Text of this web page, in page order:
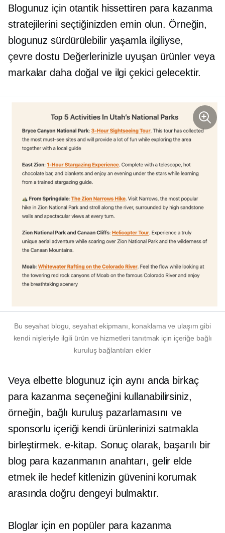
Blogunuz için otantik hissettiren para kazanma
stratejilerini seçtiğinizden emin olun. Örneğin,
blogunuz sürdürülebilir yaşamla ilgiliyse,
çevre dostu Değerlerinizle uyuşan ürünler veya
markalar daha doğal ve ilgi çekici gelecektir.
Bu seyahat blogu, seyahat ekipmanı, konaklama ve ulaşım gibi
kendi nişleriyle ilgili ürün ve hizmetleri tanıtmak için içeriğe bağlı
kuruluş bağlantıları ekler
Veya elbette blogunuz için aynı anda birkaç
para kazanma seçeneğini kullanabilirsiniz,
örneğin, bağlı kuruluş pazarlamasını ve
sponsorlu içeriği kendi ürünlerinizi satmakla
birleştirmek. e-kitap. Sonuç olarak, başarılı bir
blog para kazanmanın anahtarı, gelir elde
etmek ile hedef kitlenizin güvenini korumak
arasında doğru dengeyi bulmaktır.
Bloglar için en popüler para kazanma